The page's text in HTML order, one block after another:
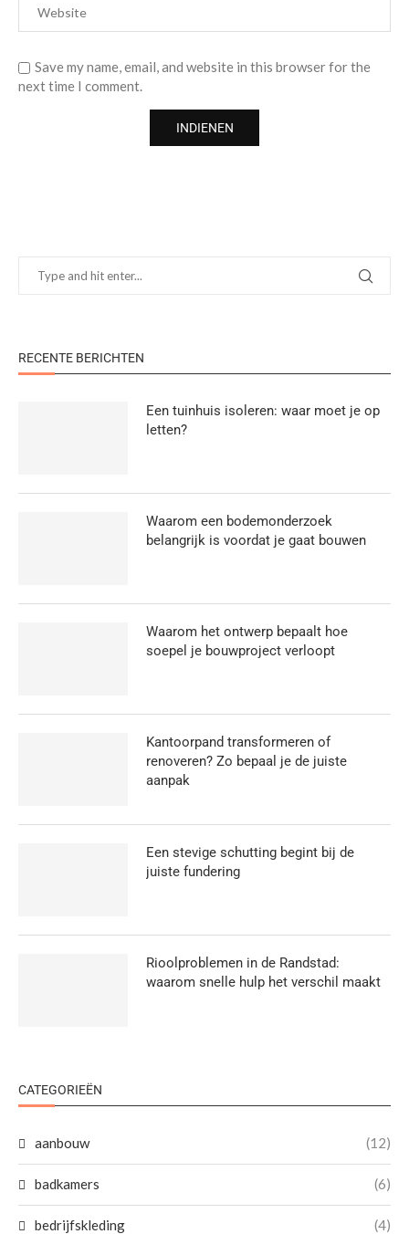
Save my name, email, and website in this browser for the
next time I comment.
RECENTE BERICHTEN
Een tuinhuis isoleren: waar moet je op
letten?
Waarom een bodemonderzoek
belangrijk is voordat je gaat bouwen
Waarom het ontwerp bepaalt hoe
soepel je bouwproject verloopt
Kantoorpand transformeren of
renoveren? Zo bepaal je de juiste
aanpak
Een stevige schutting begint bij de
juiste fundering
Rioolproblemen in de Randstad:
waarom snelle hulp het verschil maakt
CATEGORIEËN
aanbouw (12)
badkamers (6)
bedrijfskleding (4)